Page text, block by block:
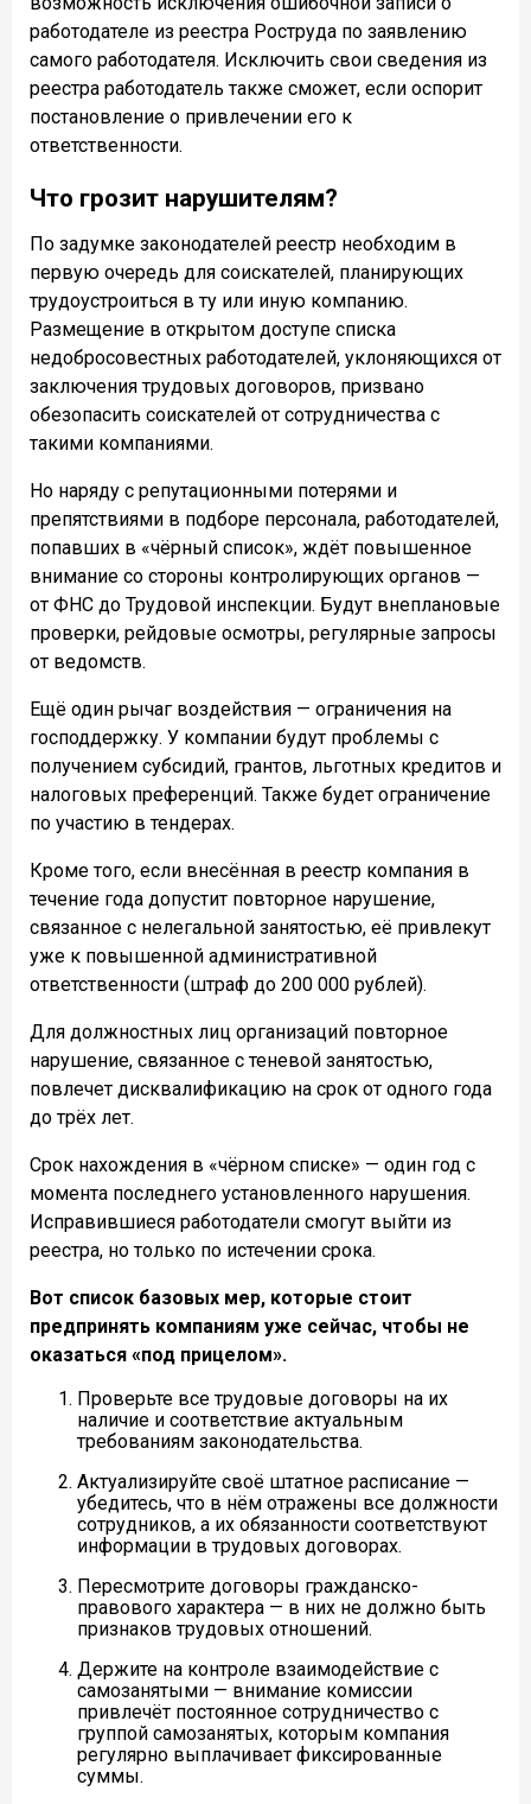
работодателе из реестра Роструда по заявлению
самого работодателя. Исключить свои сведения из
реестра работодатель также сможет, если оспорит
постановление о привлечении его к
ответственности.
Что грозит нарушителям?
По задумке законодателей реестр необходим в
первую очередь для соискателей, планирующих
трудоустроиться в ту или иную компанию.
Размещение в открытом доступе списка
недобросовестных работодателей, уклоняющихся от
заключения трудовых договоров, призвано
обезопасить соискателей от сотрудничества с
такими компаниями.
Но наряду с репутационными потерями и
препятствиями в подборе персонала, работодателей,
попавших в «чёрный список», ждёт повышенное
внимание со стороны контролирующих органов —
от ФНС до Трудовой инспекции. Будут внеплановые
проверки, рейдовые осмотры, регулярные запросы
от ведомств.
Ещё один рычаг воздействия — ограничения на
господдержку. У компании будут проблемы с
получением субсидий, грантов, льготных кредитов и
налоговых преференций. Также будет ограничение
по участию в тендерах.
Кроме того, если внесённая в реестр компания в
течение года допустит повторное нарушение,
связанное с нелегальной занятостью, её привлекут
уже к повышенной административной
ответственности (штраф до 200 000 рублей).
Для должностных лиц организаций повторное
нарушение, связанное с теневой занятостью,
повлечет дисквалификацию на срок от одного года
до трёх лет.
Срок нахождения в «чёрном списке» — один год с
момента последнего установленного нарушения.
Исправившиеся работодатели смогут выйти из
реестра, но только по истечении срока.
Вот список базовых мер, которые стоит
предпринять компаниям уже сейчас, чтобы не
оказаться «под прицелом».
Проверьте все трудовые договоры на их
наличие и соответствие актуальным
требованиям законодательства.
Актуализируйте своё штатное расписание —
убедитесь, что в нём отражены все должности
сотрудников, а их обязанности соответствуют
информации в трудовых договорах.
Пересмотрите договоры гражданско-
правового характера — в них не должно быть
признаков трудовых отношений.
Держите на контроле взаимодействие с
самозанятыми — внимание комиссии
привлечёт постоянное сотрудничество с
группой самозанятых, которым компания
регулярно выплачивает фиксированные
суммы.